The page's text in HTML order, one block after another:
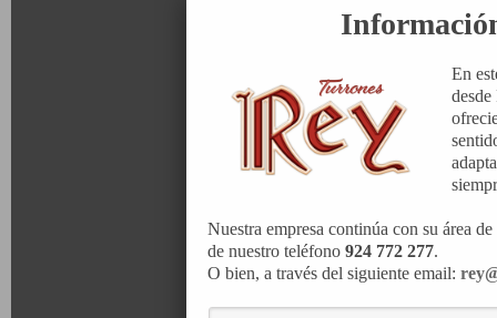
En
Nuestra empresa continúa con su área
de nuestro teléfono924 772 277.
O bien, a través del siguiente email: